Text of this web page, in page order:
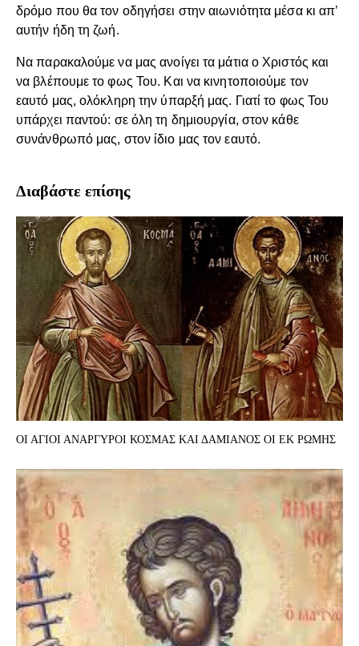
δρόμο που θα τον οδηγήσει στην αιωνιότητα μέσα κι απ’
αυτήν ήδη τη ζωή.
Να παρακαλούμε να μας ανοίγει τα μάτια ο Χριστός και
να βλέπουμε το φως Του. Και να κινητοποιούμε τον
εαυτό μας, ολόκληρη την ύπαρξή μας. Γιατί το φως Του
υπάρχει παντού: σε όλη τη δημιουργία, στον κάθε
συνάνθρωπό μας, στον ίδιο μας τον εαυτό.
Διαβάστε επίσης
ΟΙ ΑΓΙΟΙ ΑΝΑΡΓΥΡΟΙ ΚΟΣΜΑΣ ΚΑΙ ΔΑΜΙΑΝΟΣ ΟΙ ΕΚ ΡΩΜΗΣ